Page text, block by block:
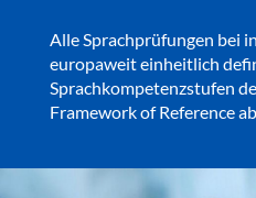
Alle Sprachprüfungen bei
europaweit einheitlich
Sprachkompetenzstufen
Framework of Reference